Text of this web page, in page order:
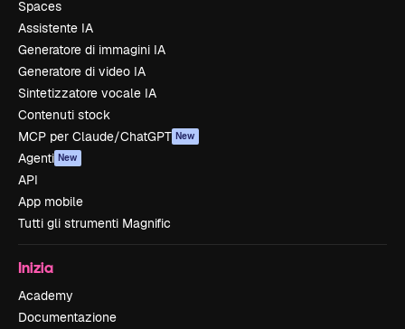
Spaces
Assistente IA
Generatore di immagini IA
Generatore di video IA
Sintetizzatore vocale IA
Contenuti stock
MCP per Claude/ChatGPT New
Agenti New
API
App mobile
Tutti gli strumenti Magnific
Inizia
Academy
Documentazione